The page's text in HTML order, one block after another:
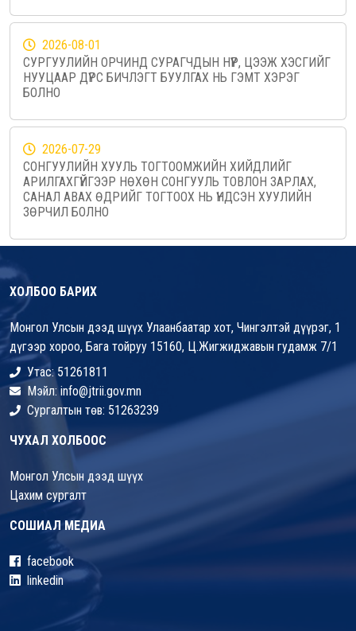
2026-08-01
СУРГУУЛИЙН ОРЧИНД СУРАГЧДЫН НҮҮР, ЦЭЭЖ ХЭСГИЙГ
НУУЦААР ДҮРС БИЧЛЭГТ БУУЛГАХ НЬ ГЭМТ ХЭРЭГ
БОЛНО
2026-07-29
СОНГУУЛИЙН ХУУЛЬ ТОГТООМЖИЙН ХИЙДЛИЙГ
АРИЛГАХГҮЙГЭЭР НӨХӨН СОНГУУЛЬ ТОВЛОН ЗАРЛАХ,
САНАЛ АВАХ ӨДРИЙГ ТОГТООХ НЬ ҮНДСЭН ХУУЛИЙН
ЗӨРЧИЛ БОЛНО
ХОЛБОО БАРИХ
Монгол Улсын дээд шүүх Улаанбаатар хот, Чингэлтэй дүүрэг, 1
дүгээр хороо, Бага тойруу 15160, Ц.Жигжиджавын гудамж 7/1
Утас: 51261811
Мэйл: info@jtrii.gov.mn
Сургалтын төв: 51263239
ЧУХАЛ ХОЛБООС
Монгол Улсын дээд шүүх
Цахим сургалт
СОШИАЛ МЕДИА
facebook
linkedin